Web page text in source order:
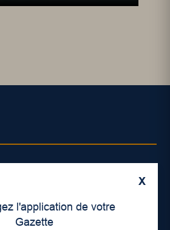
X
l'application de votre
Gazette